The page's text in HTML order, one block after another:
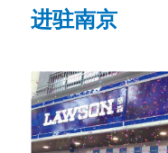
进驻南京